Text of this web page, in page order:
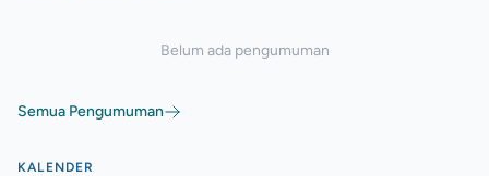
Belum ada pengumuman
Semua Pengumuman
KALENDER